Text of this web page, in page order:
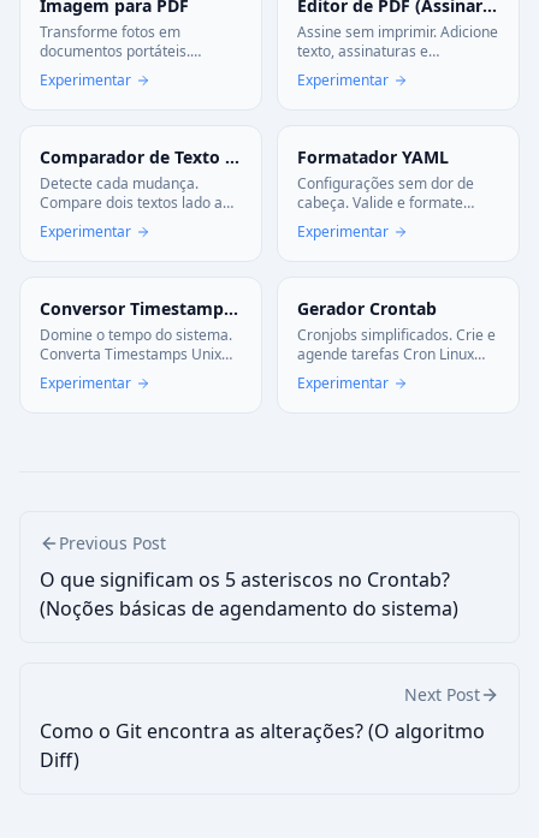
Imagem para PDF
Transforme fotos em
documentos portáteis.
Combine múltiplas imagens
em um único PDF com
navegador.
Experimentar
Editor de PDF (Assinar e Editar)
Assine sem imprimir. Adicione
texto, assinaturas e
anotações aos seus PDFs
diretamente no navegador.
Experimentar
Comparador de Texto (Diff)
Detecte cada mudança.
Compare dois textos lado a
lado e visualize as diferenças
instantaneamente. Essencial
Experimentar
Formatador YAML
Configurações sem dor de
cabeça. Valide e formate
arquivos YAML complexos
com precisão. Evite erros de
Experimentar
Conversor Timestamp Unix
Domine o tempo do sistema.
Converta Timestamps Unix
para datas legíveis e vice-
versa. Ferramenta vital para
Experimentar
Gerador Crontab
Cronjobs simplificados. Crie e
agende tarefas Cron Linux
com um editor visual intuitivo.
Converta expressões
Experimentar
Previous Post
O que significam os 5 asteriscos no Crontab?
(Noções básicas de agendamento do sistema)
Next Post
Como o Git encontra as alterações? (O algoritmo
Diff)